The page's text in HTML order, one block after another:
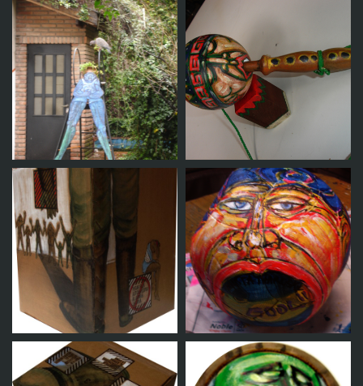
Objeto 11 Objeto 12